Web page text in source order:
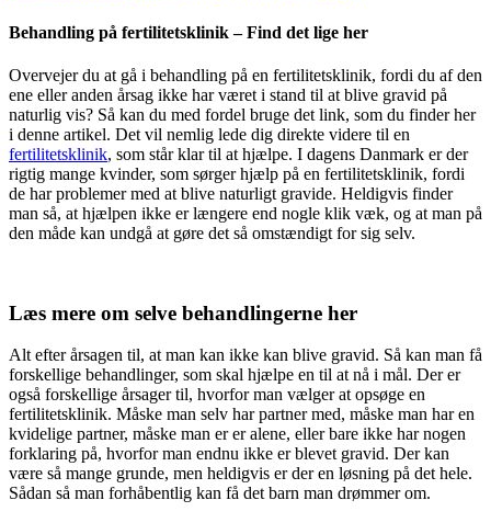
Behandling på fertilitetsklinik – Find det lige her
Overvejer du at gå i behandling på en fertilitetsklinik, fordi du af den
ene eller anden årsag ikke har været i stand til at blive gravid på
naturlig vis? Så kan du med fordel bruge det link, som du finder her
i denne artikel. Det vil nemlig lede dig direkte videre til en
fertilitetsklinik, som står klar til at hjælpe. I dagens Danmark er der
rigtig mange kvinder, som sørger hjælp på en fertilitetsklinik, fordi
de har problemer med at blive naturligt gravide. Heldigvis finder
man så, at hjælpen ikke er længere end nogle klik væk, og at man på
den måde kan undgå at gøre det så omstændigt for sig selv.
Læs mere om selve behandlingerne her
Alt efter årsagen til, at man kan ikke kan blive gravid. Så kan man få
forskellige behandlinger, som skal hjælpe en til at nå i mål. Der er
også forskellige årsager til, hvorfor man vælger at opsøge en
fertilitetsklinik. Måske man selv har partner med, måske man har en
kvidelige partner, måske man er er alene, eller bare ikke har nogen
forklaring på, hvorfor man endnu ikke er blevet gravid. Der kan
være så mange grunde, men heldigvis er der en løsning på det hele.
Sådan så man forhåbentlig kan få det barn man drømmer om.